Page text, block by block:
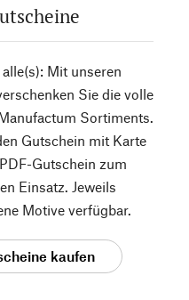
Mit unseren
Sie die volle
Sortiments.
Gutschein mit Karte
Gutschein zum
Einsatz. Jeweils
Motive verfügbar.
kaufen